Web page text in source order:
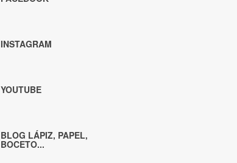
INSTAGRAM
YOUTUBE
BLOG LÁPIZ, PAPEL,
BOCETO...